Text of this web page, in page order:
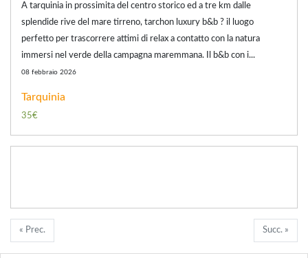
A tarquinia in prossimita del centro storico ed a tre km dalle
splendide rive del mare tirreno, tarchon luxury b&b ? il luogo
perfetto per trascorrere attimi di relax a contatto con la natura
immersi nel verde della campagna maremmana. Il b&b con i...
08 febbraio 2026
Tarquinia
35€
« Prec. Succ. »